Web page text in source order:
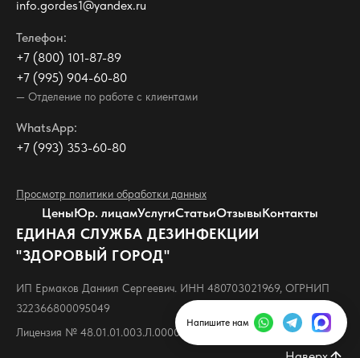
info.gordes1@yandex.ru
Телефон:
+7 (800) 101-87-89
+7 (995) 904-60-80
— Отделение по работе с клиентами
WhatsApp:
+7 (993) 353-60-80
Просмотр политики обработки данных
ЦеныЮр. лицамУслугиСтатьиОтзывыКонтакты
ЕДИНАЯ СЛУЖБА ДЕЗИНФЕКЦИИ
"ЗДОРОВЫЙ ГОРОД"
ИП Ермаков Даниил Сергеевич. ИНН 480703021969, ОГРНИП
322366800095049
Лицензия № 48.01.01.003.Л.000007.10.24
Напишите нам